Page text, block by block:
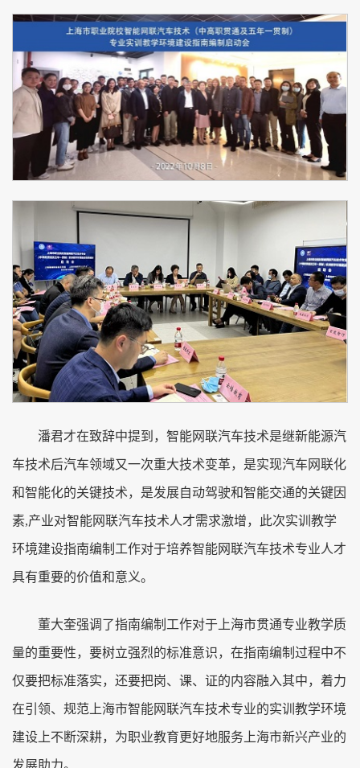
潘君才在致辞中提到，智能网联汽车技术是继新能源汽
车技术后汽车领域又一次重大技术变革，是实现汽车网联化
和智能化的关键技术，是发展自动驾驶和智能交通的关键因
素,产业对智能网联汽车技术人才需求激增，此次实训教学
环境建设指南编制工作对于培养智能网联汽车技术专业人才
具有重要的价值和意义。
董大奎强调了指南编制工作对于上海市贯通专业教学质
量的重要性，要树立强烈的标准意识，在指南编制过程中不
仅要把标准落实，还要把岗、课、证的内容融入其中，着力
在引领、规范上海市智能网联汽车技术专业的实训教学环境
建设上不断深耕，为职业教育更好地服务上海市新兴产业的